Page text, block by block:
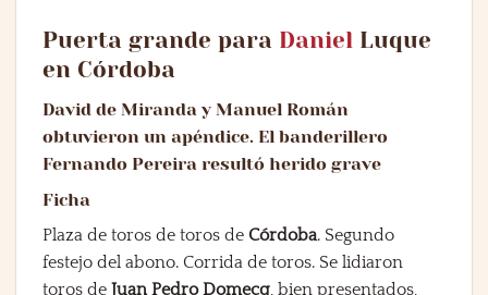
Puerta grande para Daniel Luque
en Córdoba
David de Miranda y Manuel Román
obtuvieron un apéndice. El banderillero
Fernando Pereira resultó herido grave
Ficha
Plaza de toros de toros de Córdoba. Segundo
festejo del abono. Corrida de toros. Se lidiaron
toros de Juan Pedro Domecq, bien presentados,